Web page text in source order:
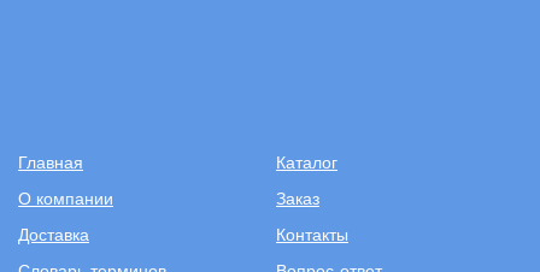
Главная
Каталог
О компании
Заказ
Доставка
Контакты